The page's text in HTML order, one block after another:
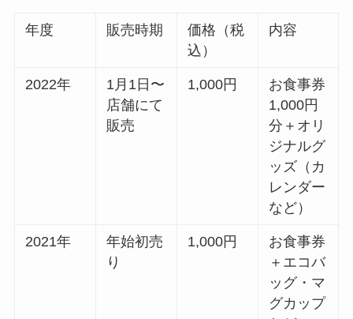
年度 販売時期
価格（税
込）
内容
2022年
1月1日〜
店舗にて
販売
1,000円
お食事券
1,000円
分＋オリ
ジナルグ
ッズ（カ
レンダー
など）
2021年
年始初売
り
1,000円
お食事券
＋エコバ
ッグ・マ
グカップ